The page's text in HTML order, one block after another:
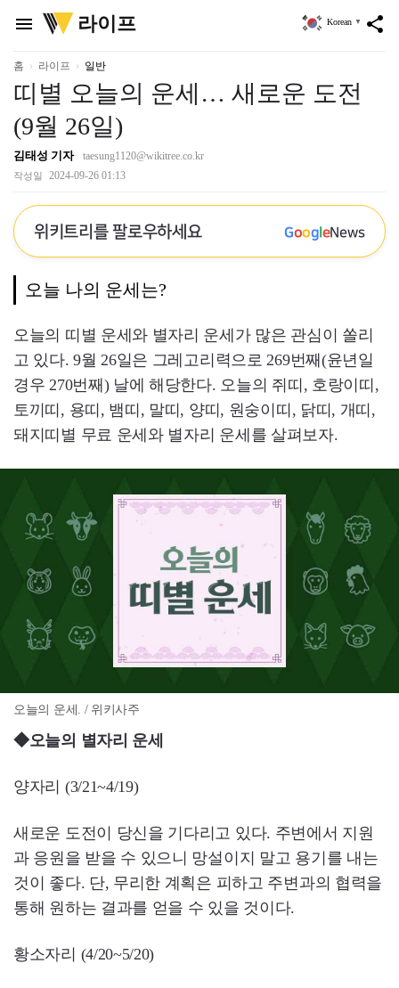
menu
위
키
리
라이프 share
Korean ▼
홈 라이프 일반
띠별 오늘의 운세… 새로운 도전
(9월 26일)
김태성 기자 taesung1120@wikitree.co.kr
작성일 2024-09-26 01:13
위키트리를 팔로우하세요 GoogleNews
오늘 나의 운세는?
오늘의 띠별 운세와 별자리 운세가 많은 관심이 쏠리
고 있다. 9월 26일은 그레고리력으로 269번째(윤년일
경우 270번째) 날에 해당한다. 오늘의 쥐띠, 호랑이띠,
토끼띠, 용띠, 뱀띠, 말띠, 양띠, 원숭이띠, 닭띠, 개띠,
돼지띠별 무료 운세와 별자리 운세를 살펴보자.
오늘의 운세. / 위키사주
◆오늘의 별자리 운세
양자리 (3/21~4/19)
새로운 도전이 당신을 기다리고 있다. 주변에서 지원
과 응원을 받을 수 있으니 망설이지 말고 용기를 내는
것이 좋다. 단, 무리한 계획은 피하고 주변과의 협력을
통해 원하는 결과를 얻을 수 있을 것이다.
황소자리 (4/20~5/20)